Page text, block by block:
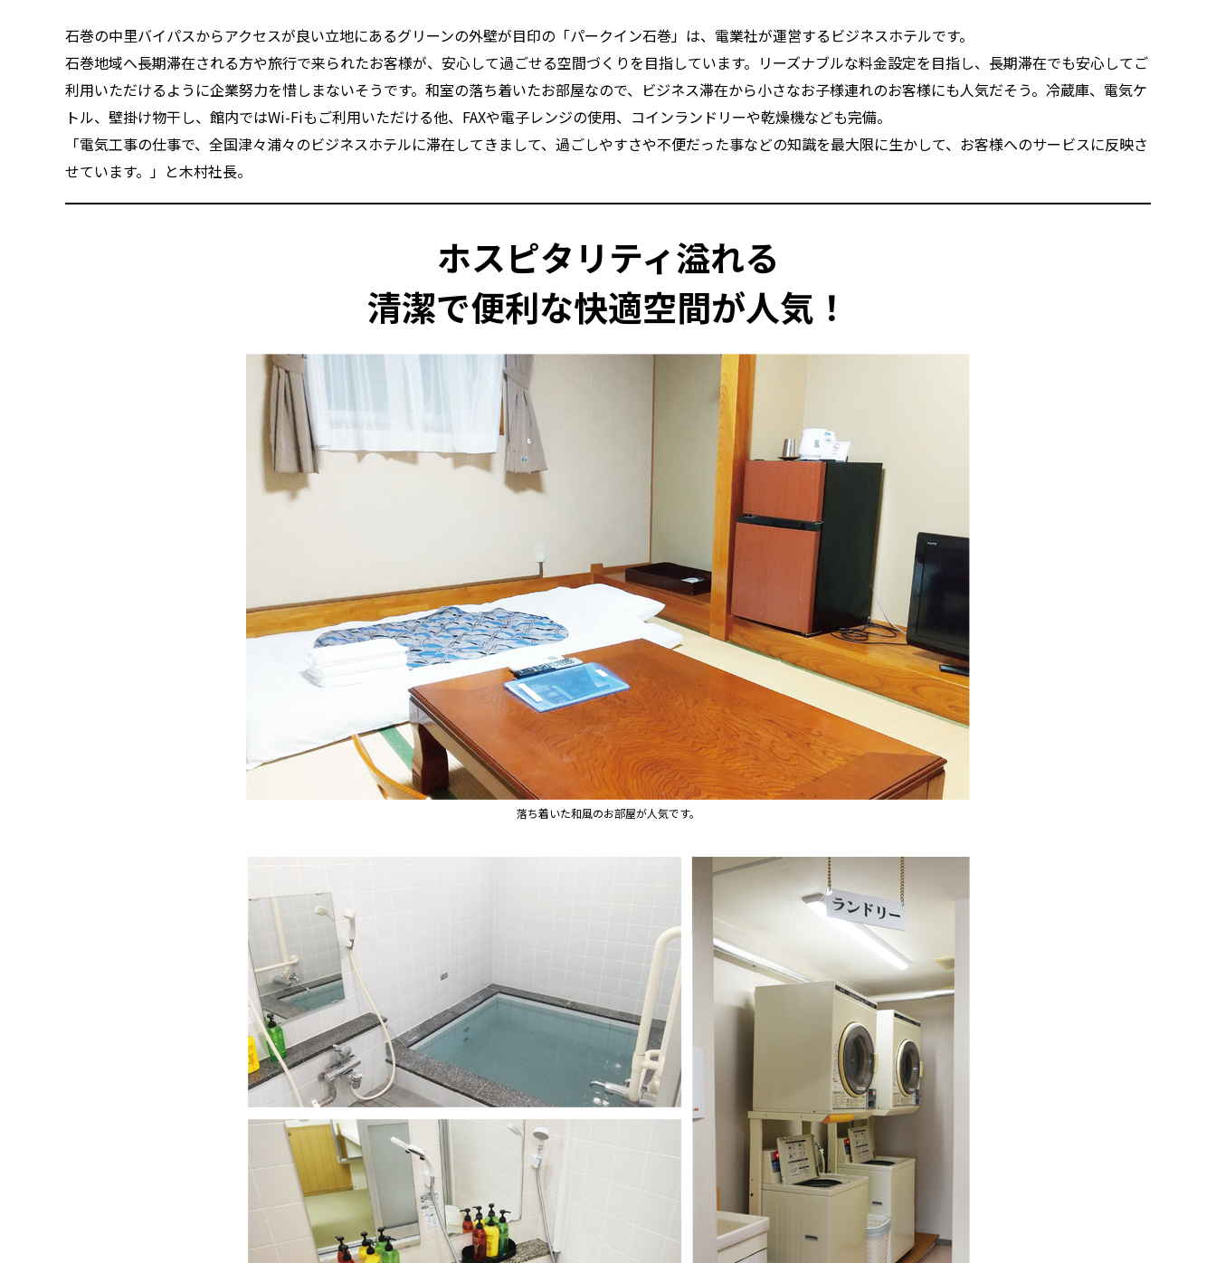
石巻の中里バイパスからアクセスが良い立地にあるグリーンの外壁が目印の「パークイン石巻」は、電業社が運営するビジネスホテルです。
石巻地域へ長期滞在される方や旅行で来られたお客様が、安心して過ごせる空間づくりを目指しています。リーズナブルな料金設定を目指し、長期滞在でも安心してご
利用いただけるように企業努力を惜しまないそうです。和室の落ち着いたお部屋なので、ビジネス滞在から小さなお子様連れのお客様にも人気だそう。冷蔵庫、電気ケ
トル、壁掛け物干し、館内ではWi-Fiもご利用いただける他、FAXや電子レンジの使用、コインランドリーや乾燥機なども完備。
「電気工事の仕事で、全国津々浦々のビジネスホテルに滞在してきまして、過ごしやすさや不便だった事などの知識を最大限に生かして、お客様へのサービスに反映さ
せています。」と木村社長。
ホスピタリティ溢れる
清潔で便利な快適空間が人気！
落ち着いた和風のお部屋が人気です。